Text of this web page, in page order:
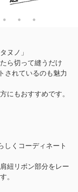
ヌノ」
ら切って縫うだけ
されているのも魅力
にもおすすめです。
しくコーディネート
紐リボン部分をレー
。